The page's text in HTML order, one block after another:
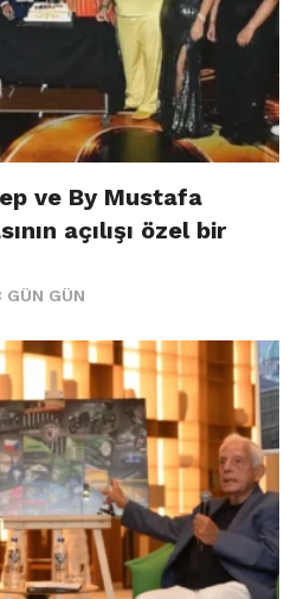
ve By Mustafa
açılışı özel bir
GÜN GÜN